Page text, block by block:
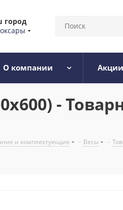
город
О компании
-
и комплектующие - Весы -